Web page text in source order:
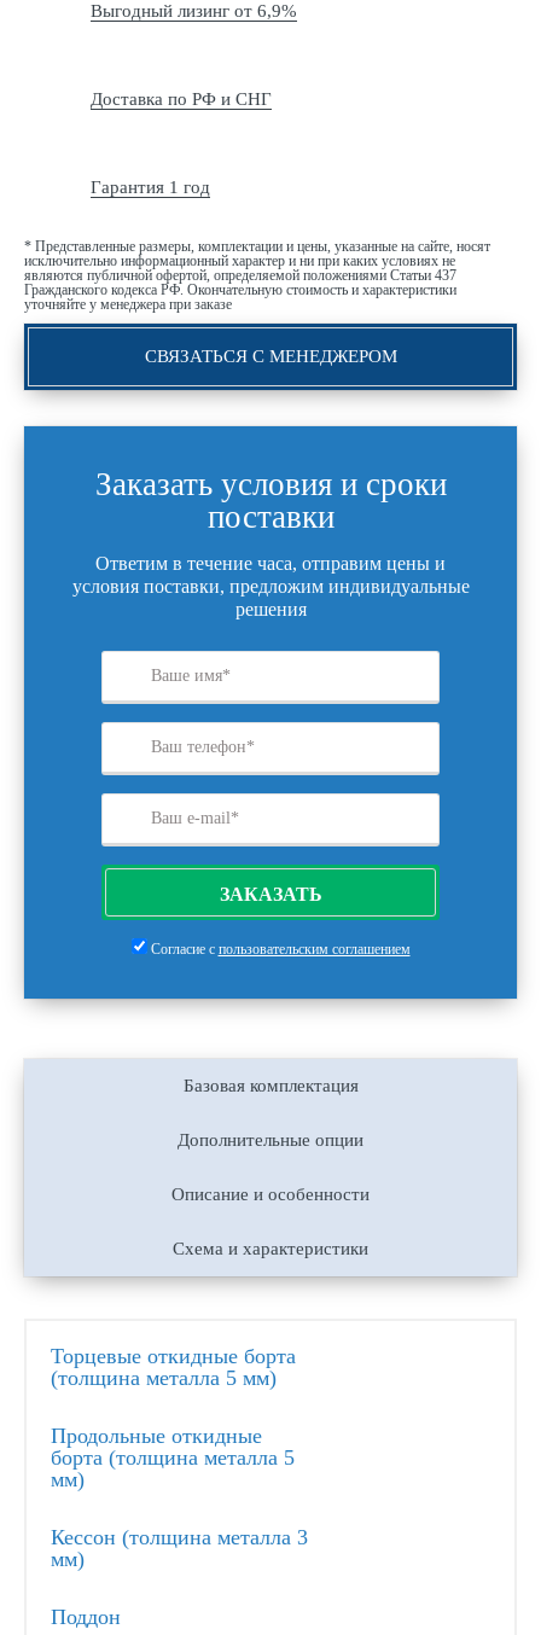
Выгодный лизинг от 6,9%
Доставка по РФ и СНГ
Гарантия 1 год
* Представленные размеры, комплектации и цены, указанные на сайте, носят
исключительно информационный характер и ни при каких условиях не
являются публичной офертой, определяемой положениями Статьи 437
Гражданского кодекса РФ. Окончательную стоимость и характеристики
уточняйте у менеджера при заказе
СВЯЗАТЬСЯ С МЕНЕДЖЕРОМ
Заказать условия и сроки
поставки
Ответим в течение часа, отправим цены и
условия поставки, предложим индивидуальные
решения
ЗАКАЗАТЬ
Согласие с пользовательским соглашением
Базовая комплектация
Дополнительные опции
Описание и особенности
Схема и характеристики
Торцевые откидные борта
(толщина металла 5 мм)
Продольные откидные
борта (толщина металла 5
мм)
Кессон (толщина металла 3
мм)
Поддон